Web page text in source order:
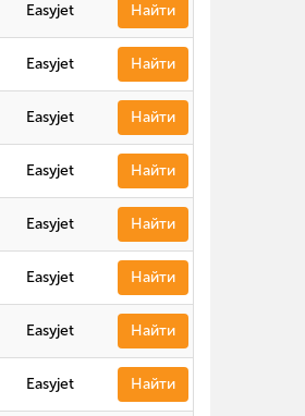
Easyjet Найти
Easyjet Найти
Easyjet Найти
Easyjet Найти
Easyjet Найти
Easyjet Найти
Easyjet Найти
Easyjet Найти